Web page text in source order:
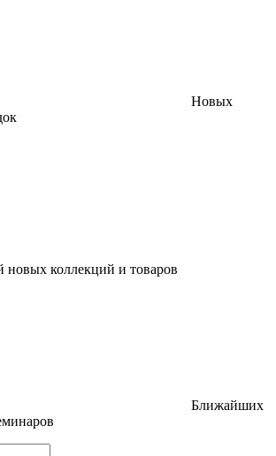
Новых
новых коллекций и товаров
Ближайших